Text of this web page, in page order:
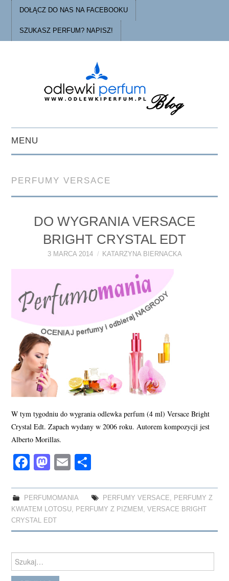
DOŁĄCZ DO NAS NA FACEBOOKU
SZUKASZ PERFUM? NAPISZ!
MENU
O ODLEWKACH
PERFUMY FAQ
A TO CIEKAWE!
SKLEP
PERFUMY VERSACE
DO WYGRANIA VERSACE
BRIGHT CRYSTAL EDT
3 MARCA 2014 KATARZYNA BIERNACKA
W tym tygodniu do wygrania odlewka perfum (4 ml) Versace Bright
Crystal Edt. Zapach wydany w 2006 roku. Autorem kompozycji jest
Alberto Morillas.
Fa
bo
ok
M
to
do
n
E
ailre
PERFUMOMANIA PERFUMY VERSACE
PERFUMY Z
KWIATEM LOTOSU
PERFUMY Z PIZMEM ,VERSACE BRIGHT
CRYSTAL EDT
for: